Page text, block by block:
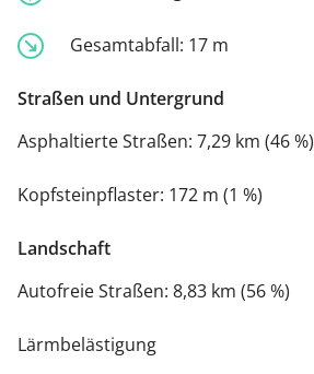
Gesamtabfall: 17 m
Straßen und Untergrund
Asphaltierte Straßen: 7,29 km (46 %)
Kopfsteinpflaster: 172 m (1 %)
Landschaft
Autofreie Straßen: 8,83 km (56 %)
Lärmbelästigung